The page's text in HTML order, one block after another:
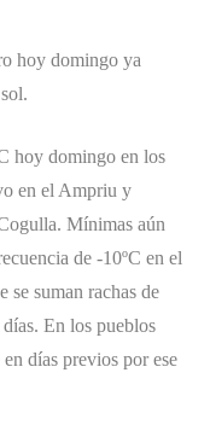
hoy domingo ya
hoy domingo en los
en el Ampriu y
Mínimas aún
de -10ºC en el
suman rachas de
En los pueblos
días previos por ese